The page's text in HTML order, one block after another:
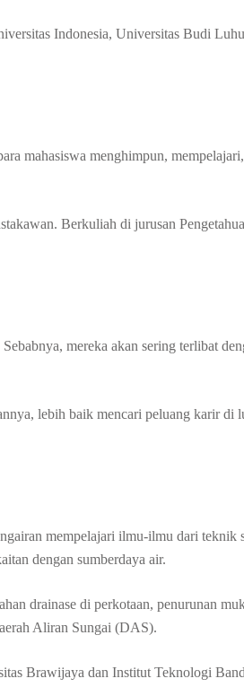
Indonesia, Universitas Budi
mahasiswa menghimpun, mempelajari,
Berkuliah di jurusan
mereka akan sering terlibat
lebih baik mencari peluang karir di
mempelajari ilmu-ilmu dari teknik
dengan sumberdaya air.
drainase di perkotaan, penurunan
Aliran Sungai (DAS).
Brawijaya dan Institut Teknologi